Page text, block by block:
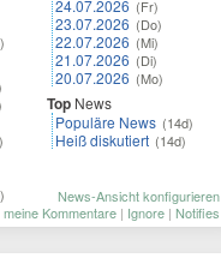
24.07.2026 (Fr)
23.07.2026 (Do)
22.07.2026 (Mi)
21.07.2026 (Di)
20.07.2026 (Mo)
Top News
Populäre News (14d)
Heiß diskutiert (14d)
News-Ansicht konfigurieren
meine Kommentare | Ignore | Notifies